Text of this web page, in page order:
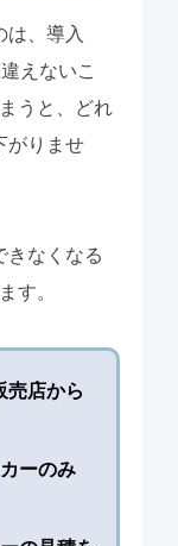
は、導入
えないこ
うと、どれ
がりませ
きなくなる
す。
売店から
ーのみ